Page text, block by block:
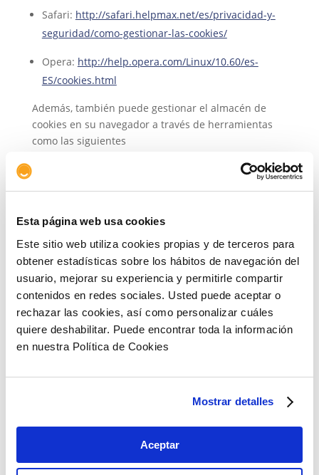
Esta página web usa cookies
Este sitio web utiliza cookies propias y de terceros para
obtener estadísticas sobre los hábitos de navegación del
usuario, mejorar su experiencia y permitirle compartir
contenidos en redes sociales. Usted puede aceptar o
rechazar las cookies, así como personalizar cuáles
quiere deshabilitar. Puede encontrar toda la información
en nuestra Política de Cookies
Mostrar detalles
Aceptar
Safari: http://safari.helpmax.net/es/privacidad-y-
seguridad/como-gestionar-las-cookies/
Opera: http://help.opera.com/Linux/10.60/es-
ES/cookies.html
Además, también puede gestionar el almacén de
cookies en su navegador a través de herramientas
como las siguientes
Your Online Choices:youronlinechoices.com/es/
Cookies utilizadas en
A continuación se identifican las cookies que están
siendo utilizadas en este portal así como su tipología
y función:
_ga
– Duración: 2 años
– Descripción: Sirve para distinguir a los usuarios.
servidores ubicados en Estados Unidos,
cumpliendo con la legislación Europea en cuanto a
protección de datos personales y se compromete a
no compartirla con terceros, excepto cuando la ley